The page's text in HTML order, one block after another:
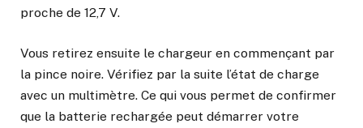
proche de 12,7 V.
Vous retirez ensuite le chargeur en commençant par
la pince noire. Vérifiez par la suite l’état de charge
avec un multimètre. Ce qui vous permet de confirmer
que la batterie rechargée peut démarrer votre